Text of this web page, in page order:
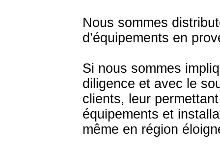
Nous sommes
d’équipements en
Si nous sommes
diligence et avec le
clients, leur
équipements et
même en région